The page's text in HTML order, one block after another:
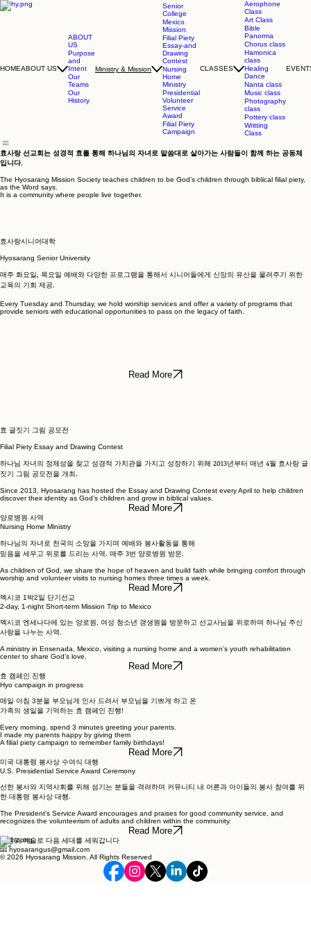
HOMEABOUT US
ABOUT
US
Purpose
and
Intent
Our
Teams
Our
History
Ministry & Mission
Senior
College
Mexico
Mission
Filial Piety
Essay-and
Drawing
Contest
Nursing
Home
Ministry
Presidential
Volunteer
Service
Award
Filial Piety
Campaign
CLASSES
Aerophone
Class
Art Class
Bible
Panorma
Chorus class
Hamonica
class
Healing
Dance
Nanta class
Music class
Photography
class
Pottery class
Writting
Class
효사랑 선교회는 성경적 효를 통해 하나님의 자녀로 말씀대로 ​살아가는 사람들이 함께 하는 공동체
입니다.
The Hyosarang Mission Society teaches children to be God’s children through biblical filial piety,
as the Word says.
It is a community where people live together.
​효사랑시니어대학
Hyosarang Senior University
매주 화요일, 목요일 예배와 다양한 프로그램을 통해서 시니어들에게 신앙의 유산을 물려주기 위한
교육의 기회 제공.
Every Tuesday and Thursday, we hold worship services and offer a variety of programs that
provide seniors with educational opportunities to pass on the legacy of faith.
Read More
​효 글짓기 그림 공모전
​Filial Piety Essay and Drawing Contest
하나님 자녀의 정체성을 찾고 성경적 가치관을 가지고 성장하기 위해 2013년부터 매년 4월 효사랑 글
짓기 그림 공모전을 개최.
Since 2013, Hyosarang has hosted the Essay and Drawing Contest every April to help children
discover their identity as God’s children and grow in biblical values.
Read More
양로병원 사역
Nursing Home Ministry
하나님의 자녀로 천국의 소망을 가지며 예배와 봉사활동을 통해
믿음을 세우고 위로를 드리는 사역. 매주 3번 양로병원 방문.
As children of God, we share the hope of heaven and build faith while bringing comfort through
worship and volunteer visits to nursing homes three times a week.
Read More
멕시코 1박2일 단기선교
2-day, 1-night Short-term Mission Trip to Mexico
​멕시코 엔세나다에 있는 양로원, 여성 청소년 갱생원을 방문하고 선교사님을 위로하며 하나님 주신
사랑을 나누는 사역.
A ministry in Ensenada, Mexico, visiting a nursing home and a women’s youth rehabilitation
center to share God’s love.
Read More
효 캠페인 진행
Hyo campaign in progress
매일 아침 3분을 부모님게 인사 드려서 부모님을 기쁘게 하고 온
가족의 생일을 기억하는 효 캠페인 진행!
Every morning, spend 3 minutes greeting your parents.
I made my parents happy by giving them
A filial piety campaign to remember family birthdays!
Read More
미국 대통령 봉사상 수여식 대행
U.S. Presidential Service Award Ceremony
선한 봉사와 지역사회를 위해 섬기는 분들을 격려하며 커뮤니티 내 어른과 아이들의 봉사 참여를 위
한 대통령 봉사상 대행.
The President's Service Award encourages and praises for good community service, and
recognizes the volunteerism of adults and children within the community.
Read More
믿음과 예술로 다음 세대를 세워갑니다
📧 hyosarangus@gmail.com
© 2026 Hyosarang Mission. All Rights Reserved